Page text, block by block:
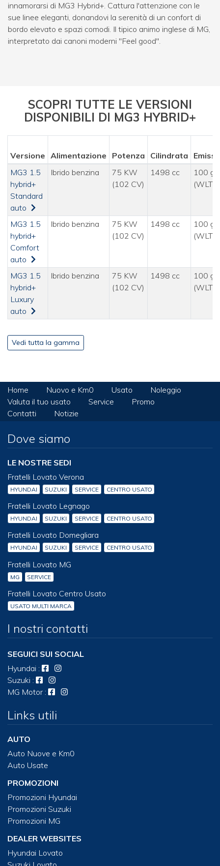
innamorarsi di MG3 Hybrid+. Cattura l'attenzione con le
sue linee eleganti, donandovi la serenità di un confort di
bordo elevato e spazi comodi. Il tipico animo inglese di MG,
interpretato dai canoni moderni "Feel good".
SCOPRI TUTTE LE VERSIONI
DISPONIBILI DI MG3 HYBRID+
Versione Alimentazione Potenza Cilindrata
MG3 1.5
hybrid+
Standard
auto
Ibrido benzina
75 KW
(102 CV)
1498 cc
100 g/
(WLTP)
MG3 1.5
hybrid+
Comfort
auto
Ibrido benzina
75 KW
(102 CV)
1498 cc
100 g/
(WLTP)
MG3 1.5
hybrid+
Luxury
auto
Ibrido benzina
75 KW
(102 CV)
1498 cc
100 g/
(WLTP)
Vedi tutta la gamma
Home Nuovo e Km0 Usato
Noleggio
Valuta il tuo usato
Service
Promo
Contatti
Notizie
Dove siamo
LE NOSTRE SEDI
Fratelli Lovato Verona
HYUNDAI SUZUKI SERVICE CENTRO USATO
Fratelli Lovato Legnago
HYUNDAI SUZUKI SERVICE CENTRO USATO
Fratelli Lovato Domegliara
HYUNDAI SUZUKI SERVICE CENTRO USATO
Fratelli Lovato MG
MG SERVICE
Fratelli Lovato Centro Usato
USATO MULTI MARCA
I nostri contatti
SEGUICI SUI SOCIAL
Hyundai :
Suzuki :
MG Motor :
Links utili
AUTO
Auto Nuove e Km0
Auto Usate
PROMOZIONI
Promozioni Hyundai
Promozioni Suzuki
Promozioni MG
DEALER WEBSITES
Hyundai Lovato